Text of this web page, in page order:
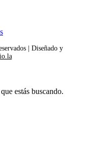
| Diseñado y
estás buscando.